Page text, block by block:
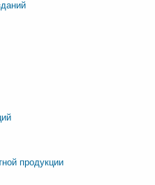
продукции